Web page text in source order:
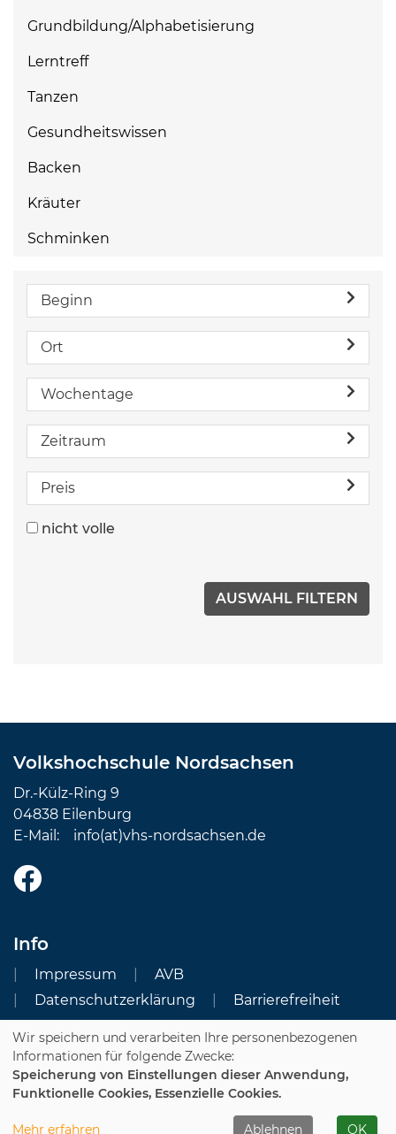
Grundbildung/Alphabetisierung
Lerntreff
Tanzen
Gesundheitswissen
Backen
Kräuter
Schminken
Beginn
Ort
Wochentage
Zeitraum
Preis
nicht volle
Volkshochschule Nordsachsen
Dr.-Külz-Ring 9
04838 Eilenburg
E-Mail: info(at)vhs-nordsachsen.de
Info
Impressum
AVB
Datenschutzerklärung
Barrierefreiheit
Cookie Einstellungen
Dozenten-Login
Wir speichern und verarbeiten Ihre personenbezogenen
Informationen für folgende Zwecke:
Speicherung von Einstellungen dieser Anwendung,
Funktionelle Cookies, Essenzielle Cookies.
Mehr erfahren Ablehnen OK